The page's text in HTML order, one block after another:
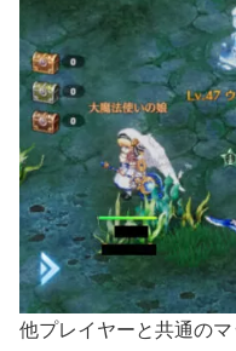
他プレイヤーと共通の